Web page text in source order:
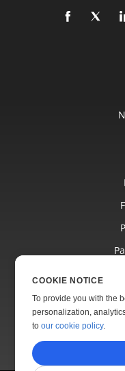
COOKIE NOTICE
To provide you with the
personalization,
toour cookie policy.